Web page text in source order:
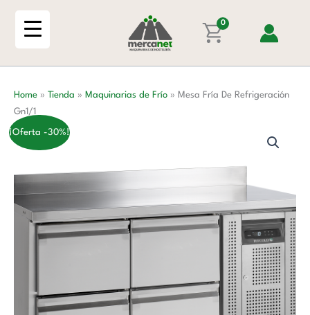
0
Home » Tienda » Maquinarias de Frío » Mesa Fría De Refrigeración
Gn1/1
¡Oferta -30%!
Gn1/1
cantidad